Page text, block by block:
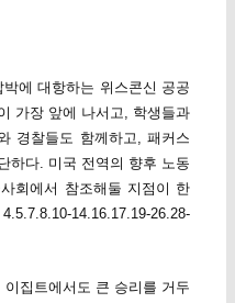
에 대항하는 위스콘신 공공
가장 앞에 나서고, 학생들과
경찰들도 함께하고, 패커스
하다. 미국 전역의 향후 노동
회에서 참조해둘 지점이 한
14.16.17.19-26.28-
집트에서도 큰 승리를 거두